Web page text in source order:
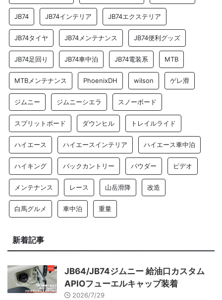
JB74 JB74インテリア JB74エクステリア
JB74タイヤ JB74メンテナンス JB74便利グッズ
JB74足回り JB74車中泊 JB74電装系 MTB
MTBメンテナンス PhoenixDH wilson ゲレ滑
ジムニー ジムニーシエラ スノーボード
スプリットボード ダウンヒル トレイルライド
ハイエース ハイエースインテリア ハイエース車中泊
ハイキング バックカントリー パウダー ビデオ
メンテナンス レース 山岳滑降 改造
白馬グルメ 車中泊 重量
新着記事
JB64/JB74ジムニー 給油口カスタム
APIOフューエルキャップ装着
2026/7/29